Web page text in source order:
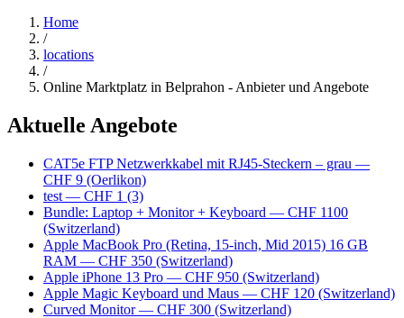
Home
/
locations
/
Online Marktplatz in Belprahon - Anbieter und Angebote
Aktuelle Angebote
CAT5e FTP Netzwerkkabel mit RJ45-Steckern – grau —
CHF 9 (Oerlikon)
test — CHF 1 (3)
Bundle: Laptop + Monitor + Keyboard — CHF 1100
(Switzerland)
Apple MacBook Pro (Retina, 15-inch, Mid 2015) 16 GB
RAM — CHF 350 (Switzerland)
Apple iPhone 13 Pro — CHF 950 (Switzerland)
Apple Magic Keyboard und Maus — CHF 120 (Switzerland)
Curved Monitor— CHF 300 (Switzerland)